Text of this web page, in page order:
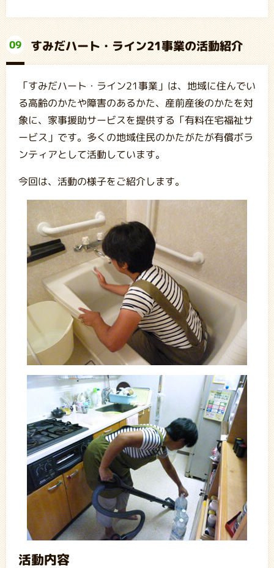
09 すみだハート・ライン21事業の活動紹介
「すみだハート・ライン21事業」は、地域に住んでい
る高齢のかたや障害のあるかた、産前産後のかたを対
象に、家事援助サービスを提供する「有料在宅福祉サ
ービス」です。多くの地域住民のかたがたが有償ボラ
ンティアとして活動しています。
今回は、活動の様子をご紹介します。
活動内容